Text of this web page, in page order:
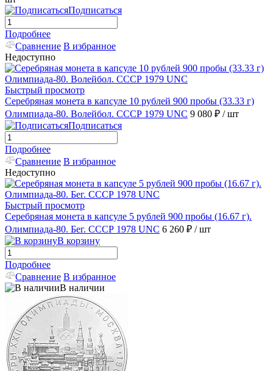
Подписаться
Подробнее
Сравнение В избранное
Недоступно
Быстрый просмотр
Серебряная монета в капсуле 10 рублей 900 пробы (33.33 г)
Олимпиада-80. Волейбол. СССР 1979 UNC 9 080 ₽ / шт
Подписаться
Подробнее
Сравнение В избранное
Недоступно
Быстрый просмотр
Серебряная монета в капсуле 5 рублей 900 пробы (16.67 г).
Олимпиада-80. Бег. СССР 1978 UNC 6 260 ₽ / шт
В корзину
Подробнее
Сравнение В избранное
В наличии